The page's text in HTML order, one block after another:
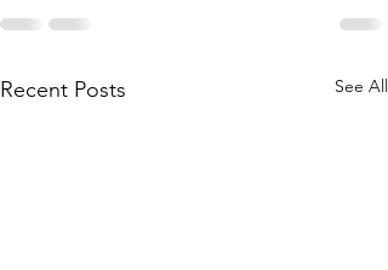
Recent Posts See All